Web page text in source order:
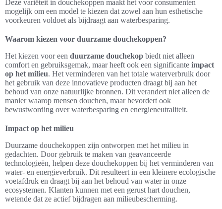
Deze variëteit in douchekoppen maakt het voor consumenten
mogelijk om een model te kiezen dat zowel aan hun esthetische
voorkeuren voldoet als bijdraagt aan waterbesparing.
Waarom kiezen voor duurzame douchekoppen?
Het kiezen voor een duurzame douchekop biedt niet alleen
comfort en gebruiksgemak, maar heeft ook een significante impact
op het milieu. Het verminderen van het totale waterverbruik door
het gebruik van deze innovatieve producten draagt bij aan het
behoud van onze natuurlijke bronnen. Dit verandert niet alleen de
manier waarop mensen douchen, maar bevordert ook
bewustwording over waterbesparing en energieneutraliteit.
Impact op het milieu
Duurzame douchekoppen zijn ontworpen met het milieu in
gedachten. Door gebruik te maken van geavanceerde
technologieën, helpen deze douchekoppen bij het verminderen van
water- en energieverbruik. Dit resulteert in een kleinere ecologische
voetafdruk en draagt bij aan het behoud van water in onze
ecosystemen. Klanten kunnen met een gerust hart douchen,
wetende dat ze actief bijdragen aan milieubescherming.